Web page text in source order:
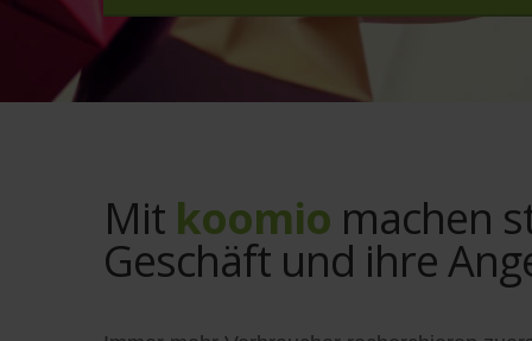
Mit koomio machen
Geschäft und ihre